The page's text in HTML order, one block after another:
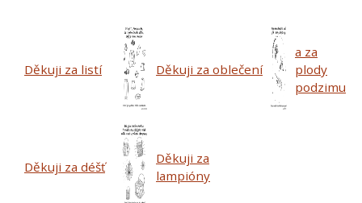
Děkuji za listí Děkuji za oblečení
a za
plody
podzimu
Děkuji za déšť
Děkuji za
lampióny